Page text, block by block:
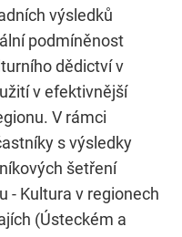
výsledků
podmíněnost
dědictví v
v efektivnější
V rámci
s výsledky
šetření
- Kultura v regionech
(Ústeckém a